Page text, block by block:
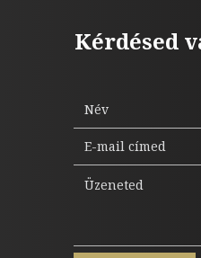
Kérdésed